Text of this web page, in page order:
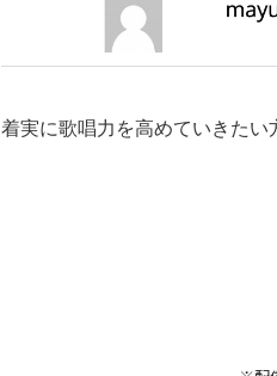
着実に歌唱力を高めていきたい